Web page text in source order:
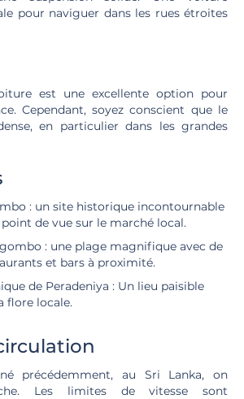
pour naviguer dans les rues étroites
est une excellente option pour
Cependant, soyez conscient que le
en particulier dans les grandes
: un site historique incontournable
de vue sur le marché local.
: une plage magnifique avec de
et bars à proximité.
de Peradeniya : Un lieu paisible
flore locale.
précédemment, au Sri Lanka, on
Les limites de vitesse sont